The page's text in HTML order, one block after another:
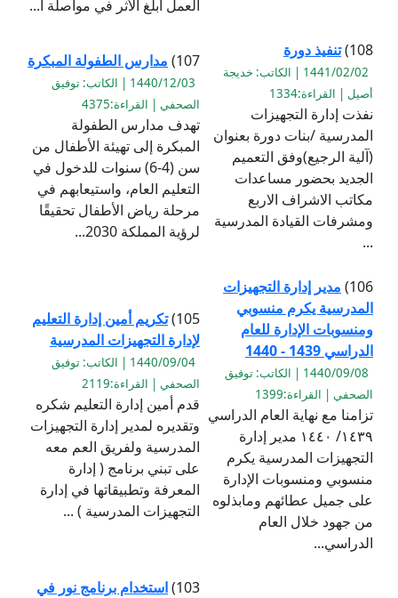
العمل ابلغ الأثر في مواصلة ا...
108) تنفيذ دورة
1441/02/02 | الكاتب: خديجة
أصيل | القراءة:1334
نفذت إدارة التجهيزات
المدرسية /بنات دورة بعنوان
(آلية الرجيع)وفق التعميم
الجديد بحضور مساعدات
مكاتب الاشراف الاربع
ومشرفات القيادة المدرسية
...
107) مدارس الطفولة المبكرة
1440/12/03 | الكاتب: توفيق
الصحفي | القراءة:4375
تهدف مدارس الطفولة
المبكرة إلى تهيئة الأطفال من
سن (4-6) سنوات للدخول في
التعليم العام، واستيعابهم في
مرحلة رياض الأطفال تحقيقًا
لرؤية المملكة 2030...
106) مدير إدارة التجهيزات
المدرسية يكرم منسوبي
ومنسوبات الإدارة للعام
الدراسي 1439 - 1440
1440/09/08 | الكاتب: توفيق
الصحفي | القراءة:1399
تزامنا مع نهاية العام الدراسي
١٤٣٩/ ١٤٤٠ مدير إدارة
التجهيزات المدرسية يكرم
منسوبي ومنسوبات الإدارة
على جميل عطائهم ومابذلوه
من جهود خلال العام
الدراسي...
105) تكريم أمين إدارة التعليم
لإدارة التجهيزات المدرسية
1440/09/04 | الكاتب: توفيق
الصحفي | القراءة:2119
قدم أمين إدارة التعليم شكره
وتقديره لمدير إدارة التجهيزات
المدرسية ولفريق العم معه
على تبني برنامج ( إدارة
المعرفة وتطبيقاتها في إدارة
التجهيزات المدرسية ) ...
103) استخدام برنامج نور في